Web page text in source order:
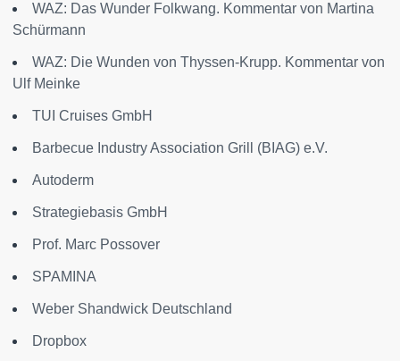
WAZ: Das Wunder Folkwang. Kommentar von Martina
Schürmann
WAZ: Die Wunden von Thyssen-Krupp. Kommentar von
Ulf Meinke
TUI Cruises GmbH
Barbecue Industry Association Grill (BIAG) e.V.
Autoderm
Strategiebasis GmbH
Prof. Marc Possover
SPAMINA
Weber Shandwick Deutschland
Dropbox